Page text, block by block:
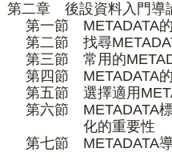
第二章 後設資料入門導
第一節 METADATA的
第二節 找尋
第三節 常用的
第四節 METADATA的
第五節 選擇適用
第六節 METADATA標
化的重要性
第七節 METADATA